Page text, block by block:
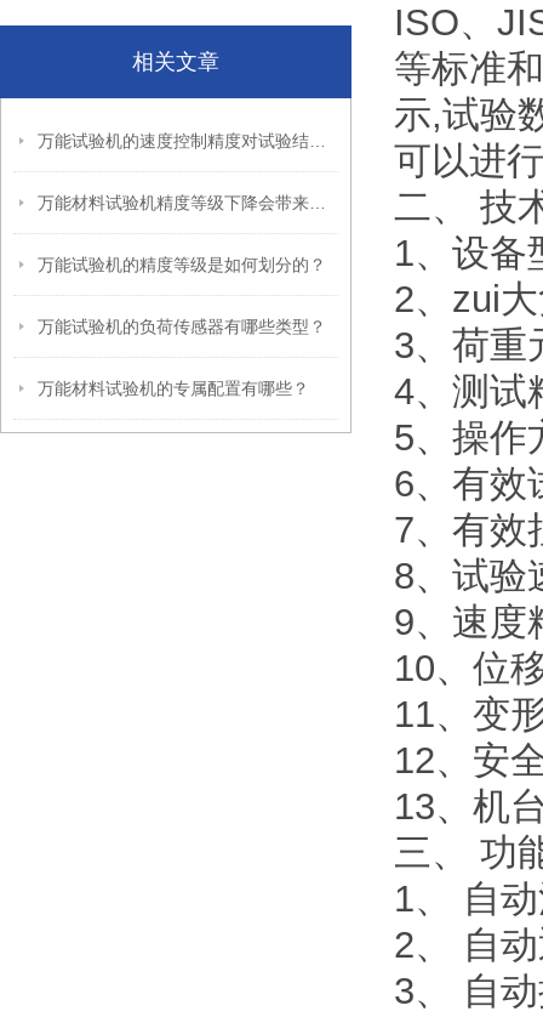
相关文章
万能试验机的精度等级是如何划分的？
万能试验机的负荷传感器有哪些类型？
万能材料试验机的专属配置有哪些？
ISO、
等标准
示,试验
可以进
二、 技
1、设备
2、zui
3、荷重
4、测试
5、操作
6、有效
7、有效
8、试验
9、速度
10、位
11、变
12、安
13、机
三、 功
1、 自
2、 自
3、 自